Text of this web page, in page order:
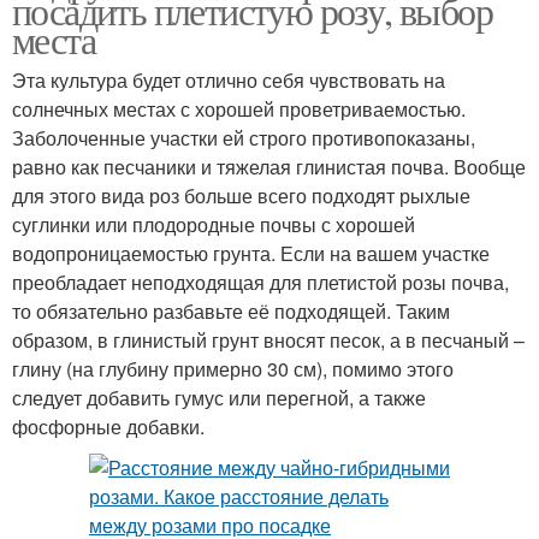
посадить плетистую розу, выбор
места
Эта культура будет отлично себя чувствовать на
солнечных местах с хорошей проветриваемостью.
Заболоченные участки ей строго противопоказаны,
равно как песчаники и тяжелая глинистая почва. Вообще
для этого вида роз больше всего подходят рыхлые
суглинки или плодородные почвы с хорошей
водопроницаемостью грунта. Если на вашем участке
преобладает неподходящая для плетистой розы почва,
то обязательно разбавьте её подходящей. Таким
образом, в глинистый грунт вносят песок, а в песчаный –
глину (на глубину примерно 30 см), помимо этого
следует добавить гумус или перегной, а также
фосфорные добавки.